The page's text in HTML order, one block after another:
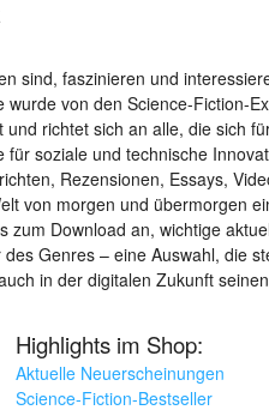
sind, faszinieren und
von den Science-Fiction-
richtet sich an alle, die sich
soziale und technische
Rezensionen, Essays,
von morgen und übermorgen
zum Download an, wichtige
Genres – eine Auswahl, die
in der digitalen Zukunft
Highlights im Shop:
Aktuelle Neuerscheinungen
Science-Fiction-Bestseller